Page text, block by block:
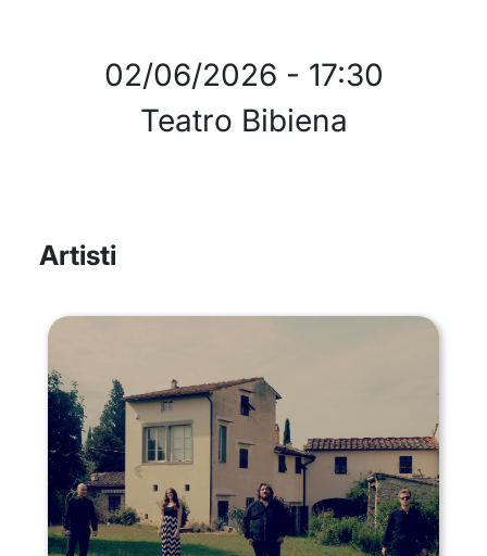
02/06/2026 - 17:30
Teatro Bibiena
Artisti